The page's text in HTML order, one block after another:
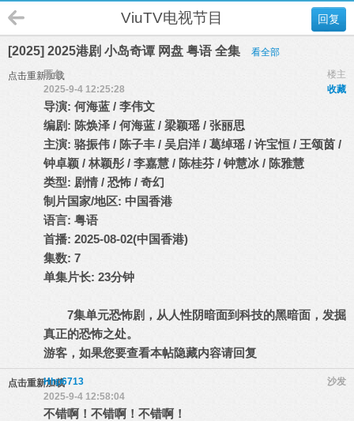
回复
ViuTV电视节目
[2025] 2025港剧 小岛奇谭 网盘 粤语 全集 看全部
点击重新加载 楼主
匿名
收藏
2025-9-4 12:25:28
导演: 何海蓝 / 李伟文
编剧: 陈焕泽 / 何海蓝 / 梁颖瑶 / 张丽思
主演: 骆振伟 / 陈子丰 / 吴启洋 / 葛绰瑶 / 许宝恒 / 王颂茵 /
钟卓颖 / 林颖彤 / 李嘉慧 / 陈桂芬 / 钟慧冰 / 陈雅慧
类型: 剧情 / 恐怖 / 奇幻
制片国家/地区: 中国香港
语言: 粤语
首播: 2025-08-02(中国香港)
集数: 7
单集片长: 23分钟
7集单元恐怖剧，从人性阴暗面到科技的黑暗面，发掘
真正的恐怖之处。
游客，如果您要查看本帖隐藏内容请回复
点击重新加载 沙发
Hhp6713
2025-9-4 12:58:04
不错啊！不错啊！不错啊！